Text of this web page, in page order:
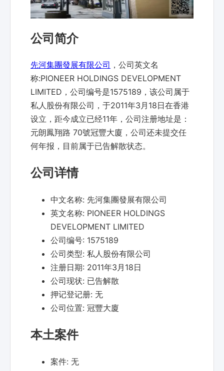
公司简介
先河集團發展有限公司 ，公司英文名
称:PIONEER HOLDINGS DEVELOPMENT
LIMITED，公司编号是1575189，该公司属于
私人股份有限公司，于2011年3月18日在香港
设立，距今成立已经11年，公司注册地址是：
元朗鳳翔路 70號冠豐大廈，公司还未提交任
何年报，目前属于已告解散状态。
公司详情
中文名称: 先河集團發展有限公司
英文名称: PIONEER HOLDINGS
DEVELOPMENT LIMITED
公司编号: 1575189
公司类型: 私人股份有限公司
注册日期: 2011年3月18日
公司现状: 已告解散
押记登记册: 无
公司位置: 冠豐大廈
本土案件
案件: 无